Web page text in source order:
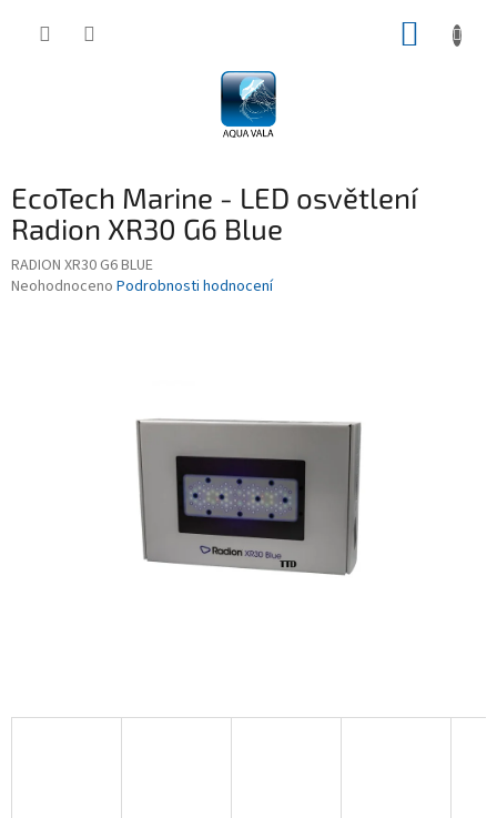
EcoTech Marine - LED osvětlení
Radion XR30 G6 Blue
RADION XR30 G6 BLUE
Průměrné
Neohodnoceno Podrobnosti hodnocení